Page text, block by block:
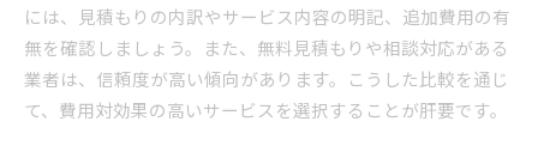
高度な電気工事技術が実現する安心安全
地域で選ばれる電気工事サービスの理由とは
地域の信頼を集める電気工事の取り組み
には、見積もりの内訳やサービス内容の明記、追加費用の有
無を確認しましょう。また、無料見積もりや相談対応がある
業者は、信頼度が高い傾向があります。こうした比較を通じ
て、費用対効果の高いサービスを選択することが肝要です。